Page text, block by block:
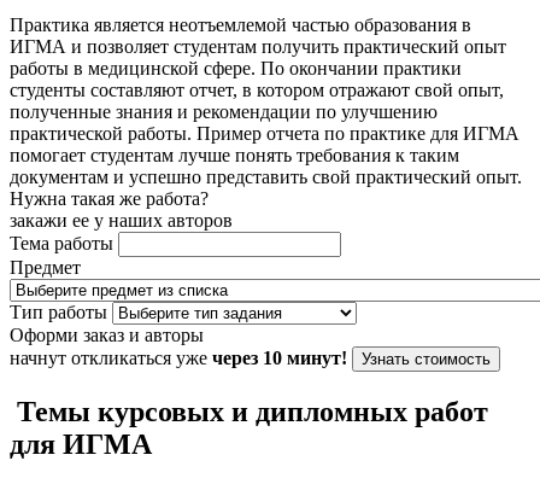
Практика является неотъемлемой частью образования в
ИГМА и позволяет студентам получить практический опыт
работы в медицинской сфере. По окончании практики
студенты составляют отчет, в котором отражают свой опыт,
полученные знания и рекомендации по улучшению
практической работы. Пример отчета по практике для ИГМА
помогает студентам лучше понять требования к таким
документам и успешно представить свой практический опыт.
Нужна такая же работа?
закажи ее у наших авторов
Тема работы
Предмет
Тип работы
Оформи заказ и авторы
начнут откликаться уже через 10 минут! Узнать стоимость
Темы курсовых и дипломных работ
для ИГМА